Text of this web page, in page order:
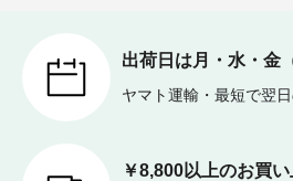
出荷日は月・水・金
ヤマト運輸・最短で翌
￥8,800以上のお買